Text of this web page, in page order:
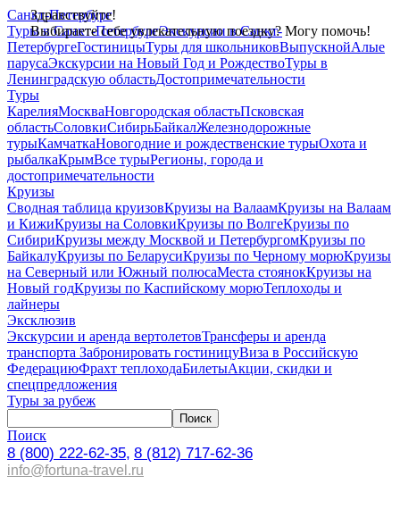
Здравствуйте!
Выбираете себе увлекательную поездку? Могу помочь!
Санкт-Петербург
Туры в Санкт-ПетербургЭкскурсии в Санкт-
ПетербургеГостиницыТуры для школьниковВыпускнойАлые
парусаЭкскурсии на Новый Год и РождествоТуры в
Ленинградскую областьДостопримечательности
Туры
КарелияМоскваНовгородская областьПсковская
областьСоловкиСибирьБайкалЖелезнодорожные
турыКамчаткаНовогодние и рождественские турыОхота и
рыбалкаКрымВсе турыРегионы, города и
достопримечательности
Круизы
Сводная таблица круизовКруизы на ВалаамКруизы на Валаам
и КижиКруизы на СоловкиКруизы по ВолгеКруизы по
СибириКруизы между Москвой и ПетербургомКруизы по
БайкалуКруизы по БеларусиКруизы по Черному морюКруизы
на Северный или Южный полюсаМеста стоянокКруизы на
Новый годКруизы по Каспийскому морюТеплоходы и
лайнеры
Эксклюзив
Экскурсии и аренда вертолетовТрансферы и аренда
транспорта Забронировать гостиницуВиза в Российскую
ФедерациюФрахт теплоходаБилетыАкции, скидки и
спецпредложения
Туры за рубеж
Поиск
8 (800) 222-62-35, 8 (812) 717-62-36
info@fortuna-travel.ru